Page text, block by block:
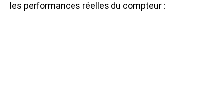
les performances réelles du compteur :